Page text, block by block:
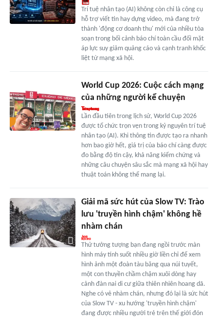
Trí tuệ nhân tạo (AI) không còn chỉ là công cụ
hỗ trợ viết tin hay dựng video, mà đang trở
thành 'động cơ doanh thu' mới của nhiều tòa
soạn trong bối cảnh báo chí toàn cầu đối mặt
áp lực suy giảm quảng cáo và cạnh tranh khốc
liệt từ mạng xã hội.
World Cup 2026: Cuộc cách mạng
của những người kể chuyện
Lần đầu tiên trong lịch sử, World Cup 2026
được tổ chức trọn vẹn trong kỷ nguyên trí tuệ
nhân tạo (AI). Khi thông tin được tạo ra nhanh
hơn bao giờ hết, giá trị của báo chí càng được
đo bằng độ tin cậy, khả năng kiểm chứng và
những câu chuyện sâu sắc mà mạng xã hội hay
thuật toán không thể mang lại.
Giải mã sức hút của Slow TV: Trào
lưu 'truyền hình chậm' không hề
nhàm chán
Thử tưởng tượng bạn đang ngồi trước màn
hình máy tính suốt nhiều giờ liền chỉ để xem
hình ảnh một đoàn tàu băng qua núi tuyết,
một con thuyền chầm chậm xuôi dòng hay
cảnh đàn nai di cư giữa thiên nhiên hoang dã.
Nghe có vẻ nhàm chán, nhưng đó lại là sức hút
của Slow TV - xu hướng 'truyền hình chậm'
đang được nhiều người trẻ trên thế giới đón